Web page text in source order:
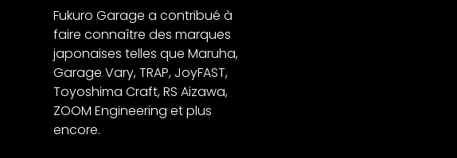
Fukuro Garage a contribué à
faire connaître des marques
japonaises telles que Maruha,
Garage Vary, TRAP, JoyFAST,
Toyoshima Craft, RS Aizawa,
ZOOM Engineering et plus
encore.